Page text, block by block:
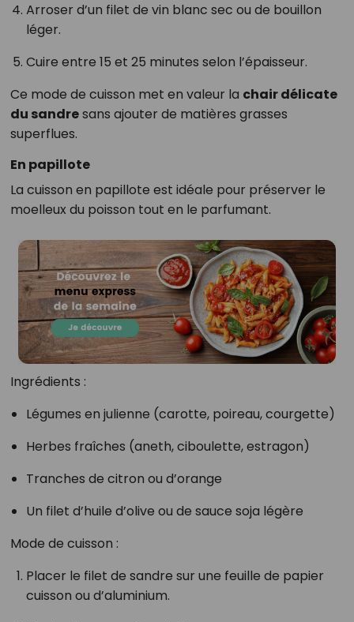
Arroser d’un filet de vin blanc sec ou de bouillon
léger.
Cuire entre 15 et 25 minutes selon l’épaisseur.
Ce mode de cuisson met en valeur la chair délicate
du sandresans ajouter de matières grasses
superflues.
En papillote
La cuisson en papillote est idéale pour préserver le
moelleux du poisson tout en le parfumant.
Ingrédients :
Légumes en julienne (carotte, poireau, courgette)
Herbes fraîches (aneth, ciboulette, estragon)
Tranches de citron ou d’orange
Un filet d’huile d’olive ou de sauce soja légère
Mode de cuisson :
Placer le filet de sandre sur une feuille de papier
cuisson ou d’aluminium.